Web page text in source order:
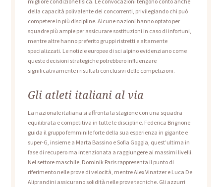
della capacità polivalente dei concorrenti, privilegiando chi può
competere in più discipline. Alcune nazioni hanno optato per
squadre più ampie per assicurare sostituzioni in caso di infortuni,
mentre altre hanno preferito gruppi ristretti e altamente
specializzati. Le notizie europee di sci alpino evidenziano come
queste decisioni strategiche potrebbero influenzare
significativamente i risultati conclusivi delle competizioni.
Gli atleti italiani al via
La nazionale italiana si affronta la stagione con una squadra
equilibrata e competitiva in tutte le discipline. Federica Brignone
guida il gruppo femminile forte della sua esperienza in gigante e
super-G, insieme a Marta Bassino e Sofia Goggia, quest’ultima in
fase di recupero ma intenzionata a raggiungere ai massimi livelli.
Nel settore maschile, Dominik Paris rappresenta il punto di
riferimento nelle prove di velocità, mentre Alex Vinatzer e Luca De
Aliprandini assicurano solidità nelle prove tecniche. Gli azzurri